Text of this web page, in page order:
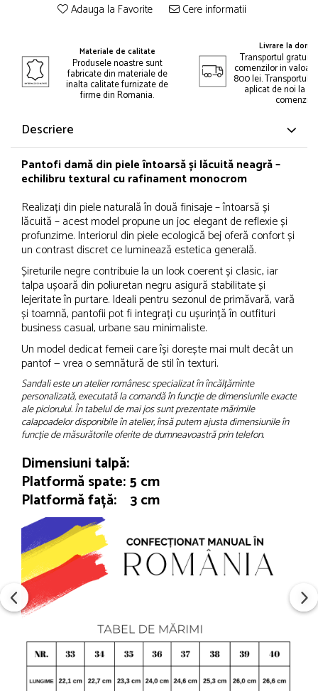
Adauga la Favorite Cere informatii
Materiale de calitate
Produsele noastre sunt
fabricate din materiale de
inalta calitate furnizate de
firme din Romania.
Livrare la
Transportul gratuit
comenzilor in
800 lei. Transportul
aplicat de noi la
comenzii.
Descriere
Pantofi damă din piele întoarsă și lăcuită neagră –
echilibru textural cu rafinament monocrom
Realizați din piele naturală în două finisaje – întoarsă și
lăcuită – acest model propune un joc elegant de reflexie și
profunzime. Interiorul din piele ecologică bej oferă confort și
un contrast discret ce luminează estetica generală.
Șireturile negre contribuie la un look coerent și clasic, iar
talpa ușoară din poliuretan negru asigură stabilitate și
lejeritate în purtare. Ideali pentru sezonul de primăvară, vară
și toamnă, pantofii pot fi integrați cu ușurință în outfituri
business casual, urbane sau minimaliste.
Un model dedicat femeii care își dorește mai mult decât un
pantof — vrea o semnătură de stil în texturi.
Sandali este un atelier românesc specializat în încălțăminte
personalizată, executată la comandă în funcție de dimensiunile exacte
ale piciorului. În tabelul de mai jos sunt prezentate mărimile
calapoadelor disponibile în atelier, însă putem ajusta dimensiunile în
funcție de măsurătorile oferite de dumneavoastră prin telefon.
Dimensiuni talpă:
Platformă spate: 5 cm
Platformă față: 3 cm